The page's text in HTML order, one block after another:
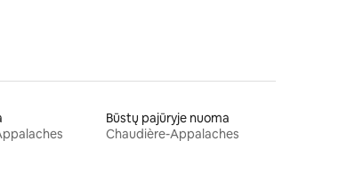
Būstų pajūryje nuoma
Chaudière-Appalaches